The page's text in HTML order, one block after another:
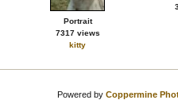
Portrait
7317 views
kitty
Powered by Coppermine